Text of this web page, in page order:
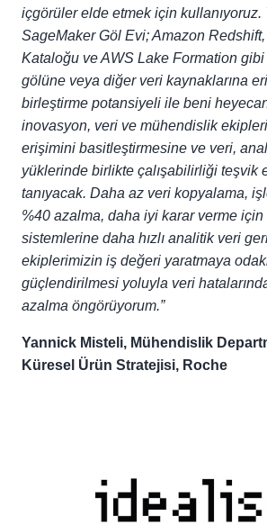
içgörüler elde etmek için kullanıyoruz.
SageMaker Göl Evi; Amazon
Kataloğu ve AWS Lake Formation
gölüne veya diğer veri kaynaklarına
birleştirme potansiyeli ile beni
inovasyon, veri ve mühendislik
erişimini basitleştirmesine ve veri,
yüklerinde birlikte çalışabilirliği teşvik
tanıyacak. Daha az veri kopyalama,
%40 azalma, daha iyi karar verme için
sistemlerine daha hızlı analitik veri
ekiplerimizin iş değeri yaratmaya
güçlendirilmesi yoluyla veri
azalma öngörüyorum.”
Yannick Misteli, Mühendislik
Küresel Ürün Stratejisi, Roche